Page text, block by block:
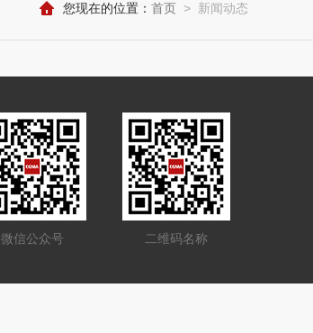
您现在的位置： 首页 > 新闻动态
微信公众号
二维码名称